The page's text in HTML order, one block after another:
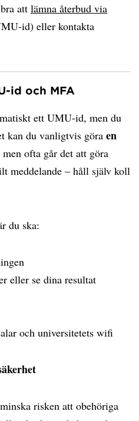
att lämna återbud via
id) eller kontakta
id och MFA
ett UMU-id, men du
kan du vanligtvis göra en
men ofta går det att göra
meddelande – håll själv koll
du ska:
eller se dina resultat
och universitetets wifi
risken att obehöriga